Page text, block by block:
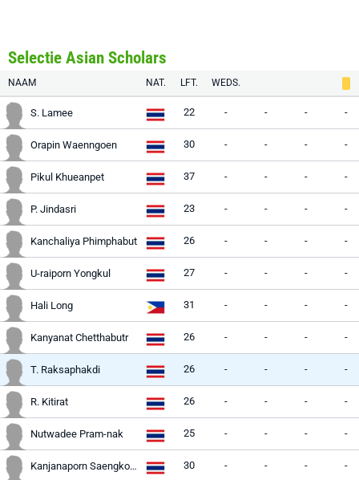
Selectie Asian Scholars
NAAM NAT. LFT. WEDS.
S. Lamee 22 - - - -
Orapin Waenngoen 30 - - - -
Pikul Khueanpet 37 - - - -
P. Jindasri 23 - - - -
Kanchaliya Phimphabut 26 - - - -
U-raiporn Yongkul 27 - - - -
Hali Long 31 - - - -
Kanyanat Chetthabutr 26 - - - -
T. Raksaphakdi 26 - - - -
R. Kitirat 26 - - - -
Nutwadee Pram-nak 25 - - - -
Kanjanaporn Saengkoon 30 - - - -